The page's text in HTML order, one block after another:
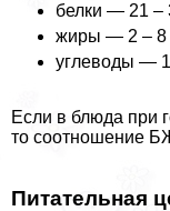
белки — 21 –
жиры — 2 – 8
углеводы —
Если в блюда при
то соотношение
Питательная